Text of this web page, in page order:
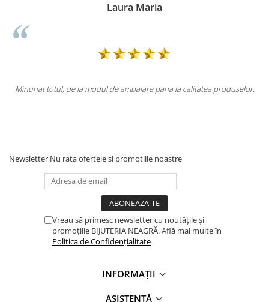
de la modul de ambalare pana la calitatea produselor. Totul la
Newsletter Nu rata ofertele si promotiile noastre
Vreau să primesc newsletter cu noutățile și
promoțiile BIJUTERIA NEAGRĂ. Află mai multe în
Politica de Confidențialitate
INFORMAȚII
ASISTENȚĂ